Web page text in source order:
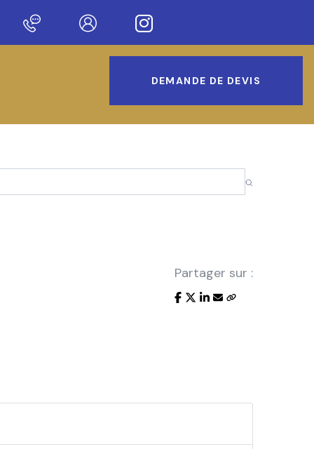
notre nouveau site !
DEMANDE DE DEVIS
Partager sur :